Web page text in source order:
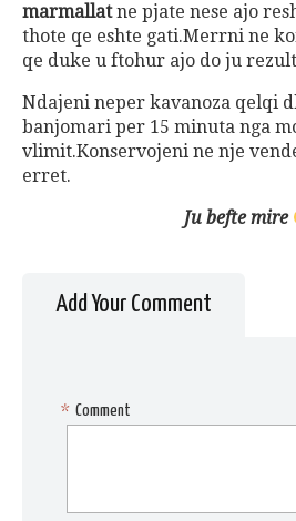
marmallatne pjate nese ajo
thote qe eshte gati.Merrni ne
qe duke u ftohur ajo do ju
Ndajeni neper kavanoza qelqi
banjomari per 15 minuta nga
vlimit.Konservojeni ne nje
erret.
Ju befte mire
Add Your Comment
Comment
*